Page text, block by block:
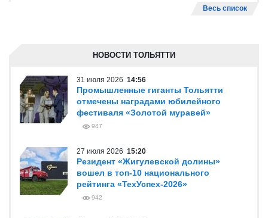
Весь список
НОВОСТИ ТОЛЬЯТТИ
31 июля 2026 14:56
Промышленные гиганты Тольятти
отмечены наградами юбилейного
фестиваля «Золотой муравей»
947
27 июля 2026 15:20
Резидент «Жигулевской долины»
вошел в топ-10 национального
рейтинга «ТехУспех-2026»
942